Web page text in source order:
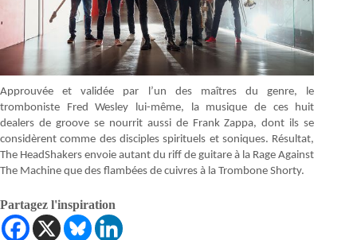
Approuvée et validée par l’un des maîtres du genre, le
tromboniste Fred Wesley lui-même, la musique de ces huit
dealers de groove se nourrit aussi de Frank Zappa, dont ils se
considèrent comme des disciples spirituels et soniques. Résultat,
The HeadShakers envoie autant du riff de guitare à la Rage Against
The Machine que des flambées de cuivres à la Trombone Shorty.
Partagez l'inspiration